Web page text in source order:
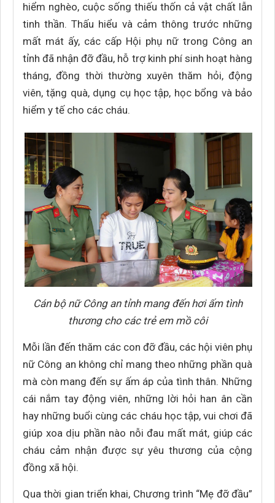
hiểm nghèo, cuộc sống thiếu thốn cả vật chất lẫn
tinh thần. Thấu hiểu và cảm thông trước những
mất mát ấy, các cấp Hội phụ nữ trong Công an
tỉnh đã nhận đỡ đầu, hỗ trợ kinh phí sinh hoạt hàng
tháng, đồng thời thường xuyên thăm hỏi, động
viên, tặng quà, dụng cụ học tập, học bổng và bảo
hiểm y tế cho các cháu.
Cán bộ nữ Công an tỉnh mang đến hơi ấm tình
thương cho các trẻ em mồ côi
Mỗi lần đến thăm các con đỡ đầu, các hội viên phụ
nữ Công an không chỉ mang theo những phần quà
mà còn mang đến sự ấm áp của tình thân. Những
cái nắm tay động viên, những lời hỏi han ân cần
hay những buổi cùng các cháu học tập, vui chơi đã
giúp xoa dịu phần nào nỗi đau mất mát, giúp các
cháu cảm nhận được sự yêu thương của cộng
đồng xã hội.
Qua thời gian triển khai, Chương trình “Mẹ đỡ đầu”